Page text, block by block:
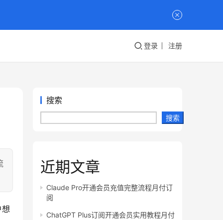
登录 注册
搜索
搜索
近期文章
Claude Pro开通会员充值完整流程月付订
阅
ChatGPT Plus订阅开通会员实用教程月付